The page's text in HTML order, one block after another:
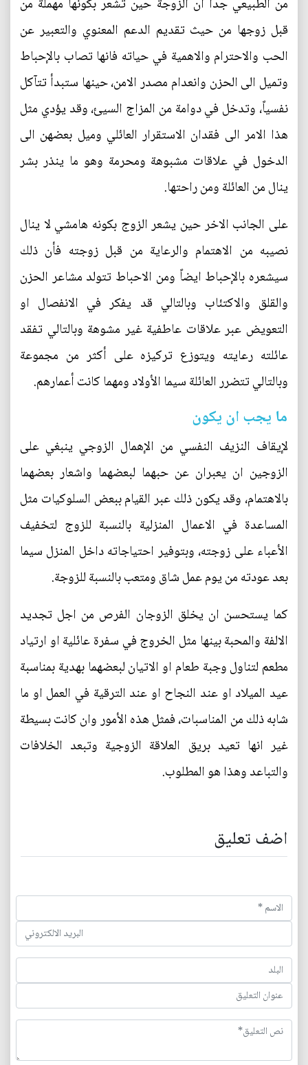
قبل زوجها من حيث تقديم الدعم المعنوي والتعبير عن
الحب والاحترام والاهمية في حياته فانها تصاب بالإحباط
وتميل الى الحزن وانعدام مصدر الامن، حينها ستبدأ تتآكل
نفسياً، وتدخل في دوامة من المزاج السيئ، وقد يؤدي مثل
هذا الامر الى فقدان الاستقرار العائلي وميل بعضهن الى
الدخول في علاقات مشبوهة ومحرمة وهو ما ينذر بشر
ينال من العائلة ومن راحتها.
على الجانب الاخر حين يشعر الزوج بكونه هامشي لا ينال
نصيبه من الاهتمام والرعاية من قبل زوجته فأن ذلك
سيشعره بالإحباط ايضاً ومن الاحباط تتولد مشاعر الحزن
والقلق والاكتئاب وبالتالي قد يفكر في الانفصال او
التعويض عبر علاقات عاطفية غير مشوهة وبالتالي تفقد
عائلته رعايته ويتوزع تركيزه على أكثر من مجموعة
وبالتالي تتضرر العائلة سيما الأولاد ومهما كانت أعمارهم.
ما يجب ان يكون
لإيقاف النزيف النفسي من الإهمال الزوجي ينبغي على
الزوجين ان يعبران عن حبهما لبعضهما واشعار بعضهما
بالاهتمام، وقد يكون ذلك عبر القيام ببعض السلوكيات مثل
المساعدة في الاعمال المنزلية بالنسبة للزوج لتخفيف
الأعباء على زوجته، وبتوفير احتياجاته داخل المنزل سيما
بعد عودته من يوم عمل شاق ومتعب بالنسبة للزوجة.
كما يستحسن ان يخلق الزوجان الفرص من اجل تجديد
الالفة والمحبة بينها مثل الخروج في سفرة عائلية او ارتياد
مطعم لتناول وجبة طعام او الاتيان لبعضهما بهدية بمناسبة
عيد الميلاد او عند النجاح او عند الترقية في العمل او ما
شابه ذلك من المناسبات، فمثل هذه الأمور وان كانت بسيطة
غير انها تعيد بريق العلاقة الزوجية وتبعد الخلافات
والتباعد وهذا هو المطلوب.
اضف تعليق